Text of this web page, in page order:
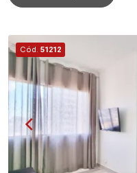
Cód. 51212